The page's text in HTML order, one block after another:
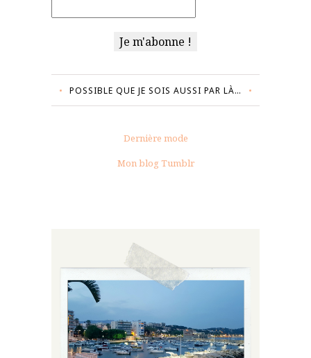
POSSIBLE QUE JE SOIS AUSSI PAR LÀ…
Dernière mode
Mon blog Tumblr